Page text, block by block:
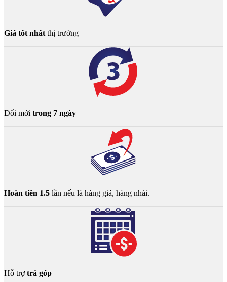
Giá tốt nhất thị trường
Đổi mới trong 7 ngày
Hoàn tiền 1.5 lần nếu là hàng giả, hàng nhái.
Hỗ trợtrả góp